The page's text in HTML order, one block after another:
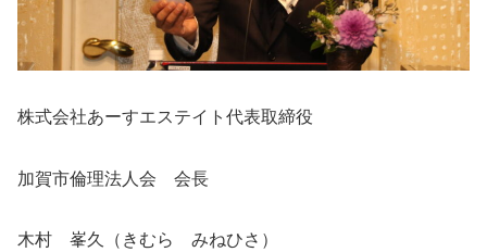
株式会社あーすエステイト代表取締役
加賀市倫理法人会 会長
木村 峯久（きむら みねひさ）